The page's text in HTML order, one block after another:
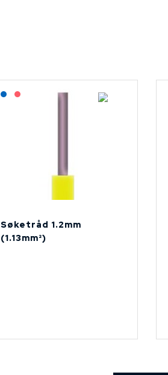
Lagerført: NEK Kabel
På forespørsel
Søketråd 1.2mm
(1.13mm²)